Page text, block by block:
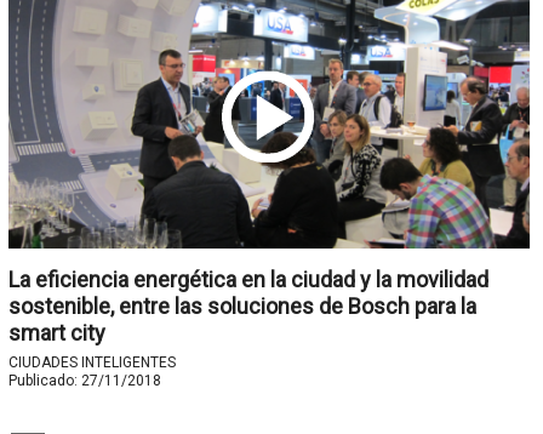
La eficiencia energética en la ciudad y la movilidad
sostenible, entre las soluciones de Bosch para la
smart city
CIUDADES INTELIGENTES
Publicado: 27/11/2018